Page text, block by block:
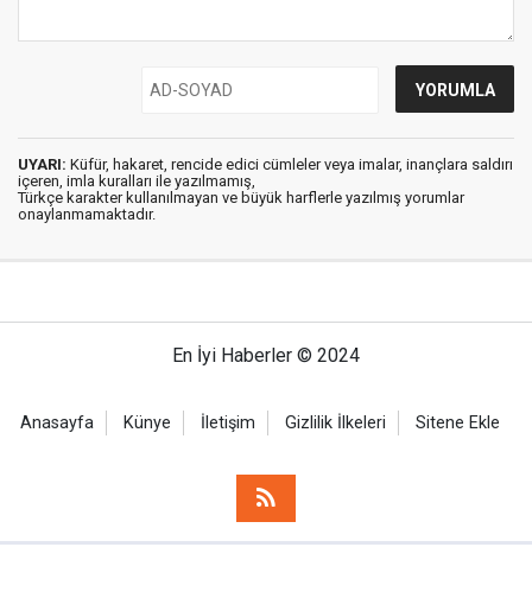
UYARI: Küfür, hakaret, rencide edici cümleler veya imalar, inançlara saldırı
içeren, imla kuralları ile yazılmamış,
Türkçe karakter kullanılmayan ve büyük harflerle yazılmış yorumlar
onaylanmamaktadır.
En İyi Haberler © 2024
Anasayfa Künye İletişim Gizlilik İlkeleri Sitene Ekle